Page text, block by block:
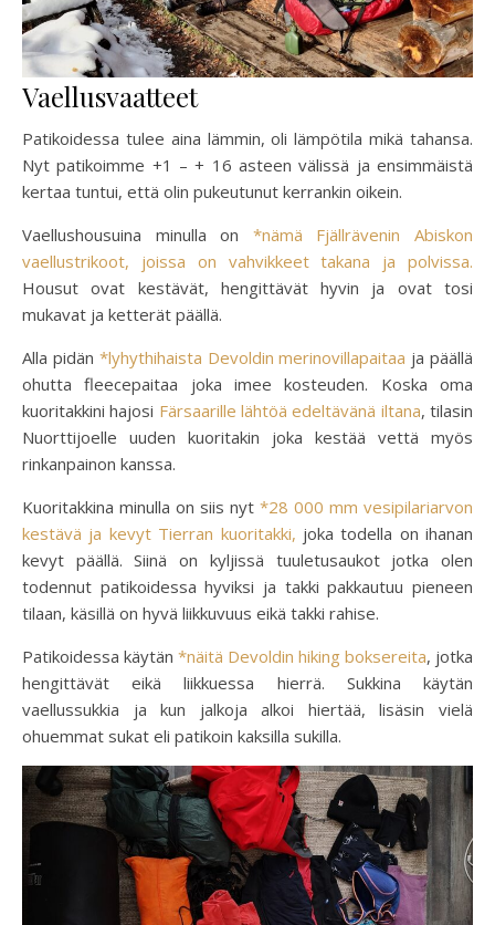
Vaellusvaatteet
Patikoidessa tulee aina lämmin, oli lämpötila mikä tahansa.
Nyt patikoimme +1 – + 16 asteen välissä ja ensimmäistä
kertaa tuntui, että olin pukeutunut kerrankin oikein.
Vaellushousuina minulla on *nämä Fjällrävenin Abiskon
vaellustrikoot, joissa on vahvikkeet takana ja polvissa.
Housut ovat kestävät, hengittävät hyvin ja ovat tosi
mukavat ja ketterät päällä.
Alla pidän *lyhythihaista Devoldin merinovillapaitaa ja päällä
ohutta fleecepaitaa joka imee kosteuden. Koska oma
kuoritakkini hajosi Färsaarille lähtöä edeltävänä iltana, tilasin
Nuorttijoelle uuden kuoritakin joka kestää vettä myös
rinkanpainon kanssa.
Kuoritakkina minulla on siis nyt *28 000 mm vesipilariarvon
kestävä ja kevyt Tierran kuoritakki, joka todella on ihanan
kevyt päällä. Siinä on kyljissä tuuletusaukot jotka olen
todennut patikoidessa hyviksi ja takki pakkautuu pieneen
tilaan, käsillä on hyvä liikkuvuus eikä takki rahise.
Patikoidessa käytän *näitä Devoldin hiking boksereita, jotka
hengittävät eikä liikkuessa hierrä. Sukkina käytän
vaellussukkia ja kun jalkoja alkoi hiertää, lisäsin vielä
ohuemmat sukat eli patikoin kaksilla sukilla.